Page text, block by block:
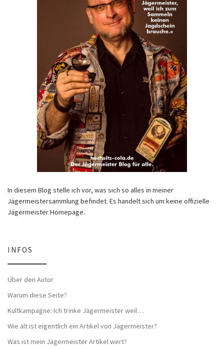
In diesem Blog stelle ich vor, was sich so alles in meiner
Jägermeistersammlung befindet. Es handelt sich um keine offizielle
Jägermeister Homepage.
INFOS
Über den Autor
Warum diese Seite?
Kultkampagne: Ich trinke Jägermeister weil…
Wie alt ist eigentlich ein Artikel von Jägermeister?
Was ist mein Jägermeister Artikel wert?